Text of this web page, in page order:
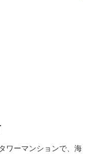
ワーマンションで、海